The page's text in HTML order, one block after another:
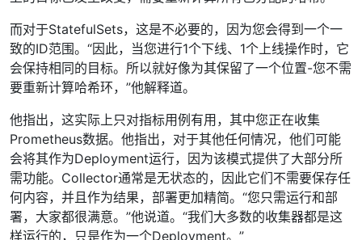
而对于StatefulSets，这是不必要的，因为您会得到一个一
致的ID范围。“因此，当您进行1个下线、1个上线操作时，它
会保持相同的目标。所以就好像为其保留了一个位置-您不需
要重新计算哈希环，”他解释道。
他指出，这实际上只对指标用例有用，其中您正在收集
Prometheus数据。他指出，对于其他任何情况，他们可能
会将其作为Deployment运行，因为该模式提供了大部分所
需功能。Collector通常是无状态的，因此它们不需要保存任
何内容，并且作为结果，部署更加精简。“您只需运行和部
署，大家都很满意。”他说道。“我们大多数的收集器都是这
样运行的，只是作为一个Deployment。”